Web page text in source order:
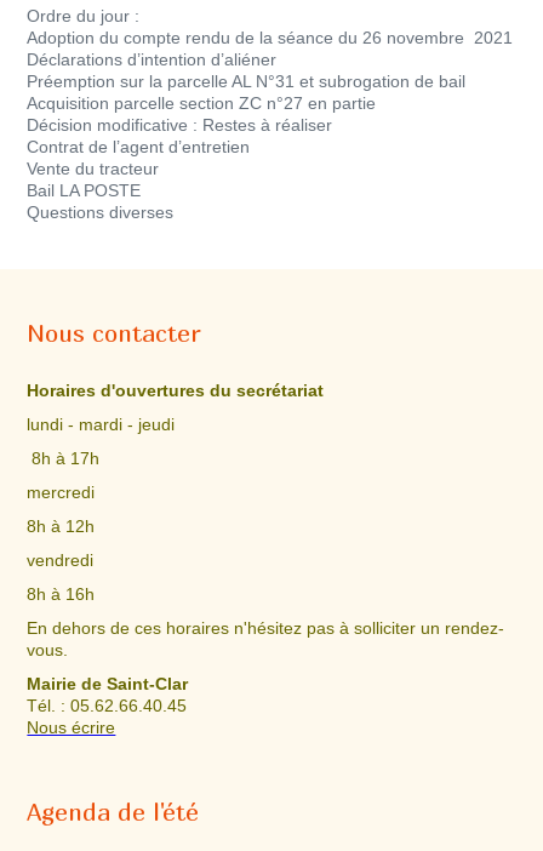
Ordre du jour :
Adoption du compte rendu de la séance du 26 novembre 2021
Déclarations d’intention d’aliéner
Préemption sur la parcelle AL N°31 et subrogation de bail
Acquisition parcelle section ZC n°27 en partie
Décision modificative : Restes à réaliser
Contrat de l’agent d’entretien
Vente du tracteur
Bail LA POSTE
Questions diverses
Nous contacter
Horaires d'ouvertures du secrétariat
lundi - mardi - jeudi
8h à 17h
mercredi
8h à 12h
vendredi
8h à 16h
En dehors de ces horaires n'hésitez pas à solliciter un rendez-
vous.
Mairie de Saint-Clar
Tél. : 05.62.66.40.45
Nous écrire
Agenda de l'été